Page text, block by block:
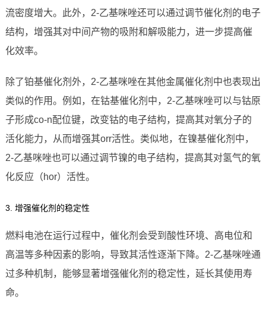
流密度增大。此外，2-乙基咪唑还可以通过调节催化剂的电子
结构，增强其对中间产物的吸附和解吸能力，进一步提高催
化效率。
除了铂基催化剂外，2-乙基咪唑在其他金属催化剂中也表现出
类似的作用。例如，在钴基催化剂中，2-乙基咪唑可以与钴原
子形成co-n配位键，改变钴的电子结构，提高其对氧分子的
活化能力，从而增强其orr活性。类似地，在镍基催化剂中，
2-乙基咪唑也可以通过调节镍的电子结构，提高其对氢气的氧
化反应（hor）活性。
3. 增强催化剂的稳定性
燃料电池在运行过程中，催化剂会受到酸性环境、高电位和
高温等多种因素的影响，导致其活性逐渐下降。2-乙基咪唑通
过多种机制，能够显著增强催化剂的稳定性，延长其使用寿
命。